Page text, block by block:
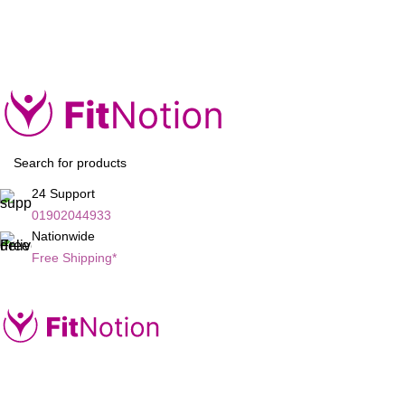
24 Support
01902044933
Nationwide
Free Shipping*